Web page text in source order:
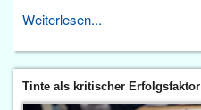
Weiterlesen...
Tinte als kritischer Erfolgsfaktor